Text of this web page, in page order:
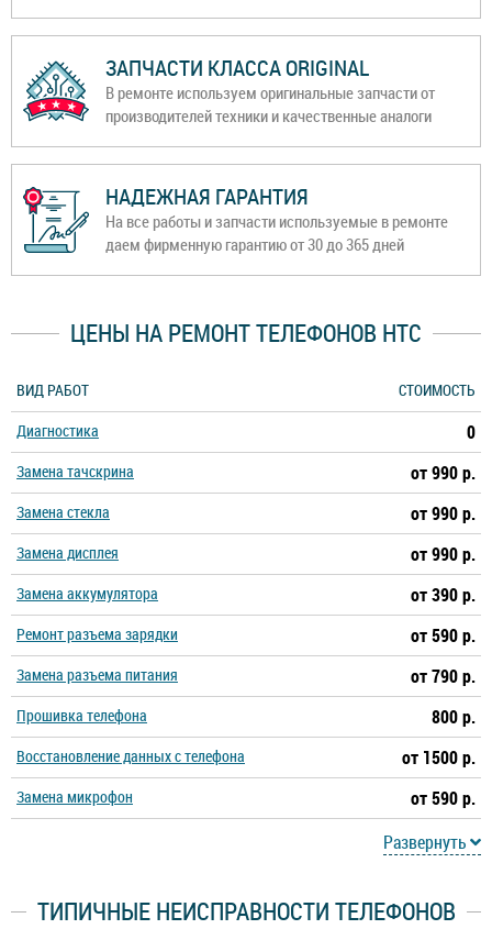
ЗАПЧАСТИ КЛАССА ORIGINAL
В ремонте используем оригинальные запчасти от
производителей техники и качественные аналоги
НАДЕЖНАЯ ГАРАНТИЯ
На все работы и запчасти используемые в ремонте
даем фирменную гарантию от 30 до 365 дней
ЦЕНЫ НА РЕМОНТ ТЕЛЕФОНОВ HTC
ВИД РАБОТ
СТОИМОСТЬ
Диагностика
0
Замена тачскрина от 990 р.
Замена стекла от 990 р.
Замена дисплея от 990 р.
Замена аккумулятора от 390 р.
Ремонт разъема зарядки от 590 р.
Замена разъема питания от 790 р.
Прошивка телефона 800 р.
Восстановление данных с телефона от 1500 р.
Замена микрофон
от 590 р.
Развернуть
ТИПИЧНЫЕ НЕИСПРАВНОСТИ ТЕЛЕФОНОВ